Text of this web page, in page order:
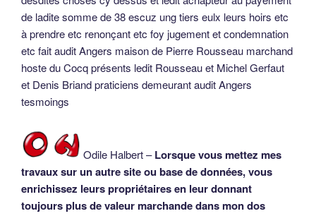
de ladite somme de 38 escuz ung tiers eulx leurs hoirs etc
à prendre etc renonçant etc foy jugement et condemnation
etc fait audit Angers maison de Pierre Rousseau marchand
hoste du Cocq présents ledit Rousseau et Michel Gerfaut
et Denis Briand praticiens demeurant audit Angers
tesmoings
Odile Halbert –Lorsque vous mettez mes
travaux sur un autre site ou base de données, vous
enrichissez leurs propriétaires en leur donnant
toujours plus de valeur marchande dans mon dos